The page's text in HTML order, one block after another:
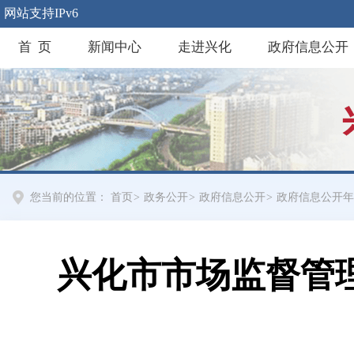
网站支持IPv6
首 页 新闻中心 走进兴化 政府信息公开
您当前的位置： 首页 > 政务公开> 政府信息公开> 政府信息公开
兴化市市场监督管